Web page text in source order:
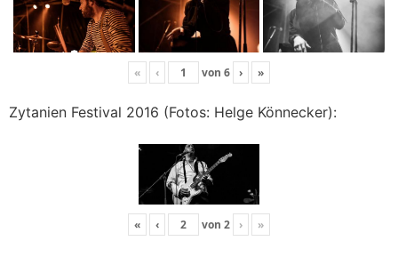
« ‹ von 6 › »
Zytanien Festival 2016 (Fotos: Helge Könnecker):
« ‹ von 2 › »